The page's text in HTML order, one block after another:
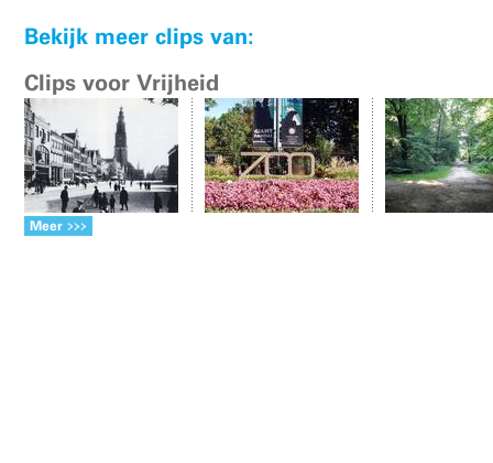
Bekijk meer clips van:
Clips voor Vrijheid
Meer